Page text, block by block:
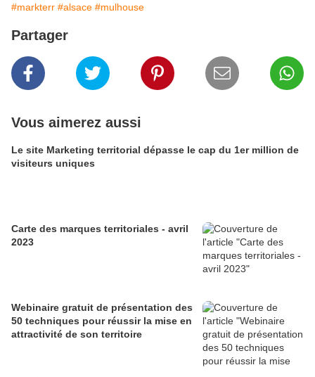
#markterr #alsace #mulhouse
Partager
Vous aimerez aussi
Le site Marketing territorial dépasse le cap du 1er million de
visiteurs uniques
Carte des marques territoriales - avril
2023
Webinaire gratuit de présentation des
50 techniques pour réussir la mise en
attractivité de son territoire